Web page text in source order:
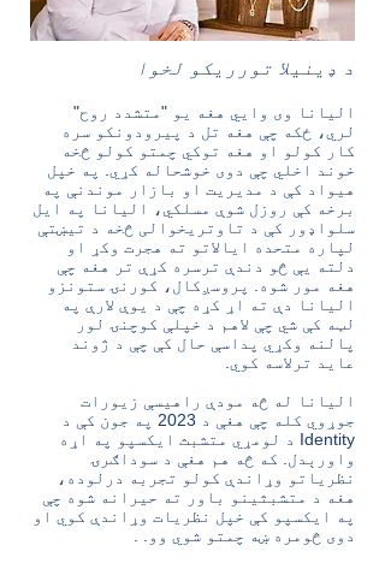
د ډینیلا تورریکو لخوا
الیانا وی وايي هغه یو "متشدد روح"
لري، ځکه چې هغه تل د پیرودونکو سره
کار کولو او هغه توکي چمتو کولو څخه
خوند اخلي چې دوی خوشحاله کړي. په خپل
هیواد کې د مدیریت او بازار موندنې په
برخه کې روزل شوې مسلکي، الیانا په ایل
سلواډور کې د تاوتریخوالی څخه د تیښتې
لپاره متحده ایالاتو ته هجرت وکړ او
دلته یې څو دندې ترسره کړې تر هغه چې
هغه مور شوه. پروسږکال، کورنۍ ستونزو
الیانا دې ته اړ کړه چې د یوې لارې په
لټه کې شي چې لاهم د خپلې کوچنۍ لور
پالنه وکړي پداسې حال کې چې د ژوند
عاید ترلاسه کوي.
الیانا له څه مودې راهیسې زیورات
جوړوي کله چې هغې د 2023 په جون کې د
Identity د لومړي متشبث ایکسپو په اړه
واورېدل. که څه هم هغې د سوداګرۍ
نظریاتو وړاندې کولو تجربه درلوده،
هغه د متشبثینو باور ته حیرانه شوه چې
په ایکسپو کې خپل نظریات وړاندې کوي او
دوی څومره ښه چمتو شوي وو. .